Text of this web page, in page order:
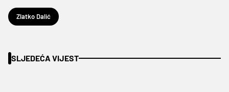
Zlatko Dalić
SLJEDEĆA VIJEST